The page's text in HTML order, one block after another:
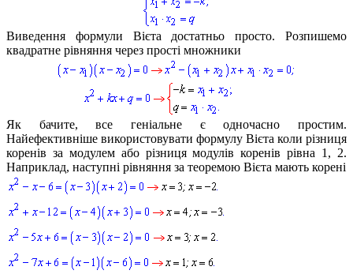
Виведення формули Вієта достатньо просто. Розпишемо
квадратне рівняння через прості множники
Як бачите, все геніальне є одночасно простим.
Найефективніше використовувати формулу Вієта коли різниця
коренів за модулем або різниця модулів коренів рівна 1, 2.
Наприклад, наступні рівняння за теоремою Вієта мають корені